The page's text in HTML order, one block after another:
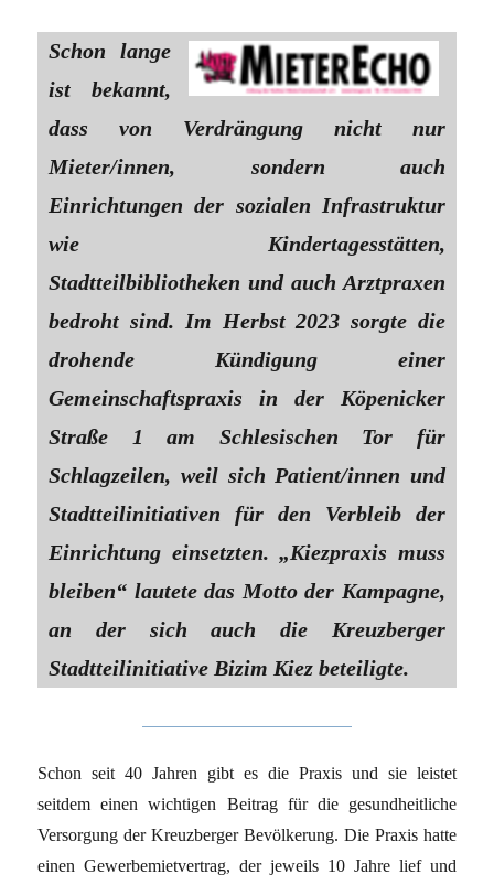
Schon lange
ist bekannt,
dass von Verdrängung nicht nur
Mieter/innen, sondern auch
Einrichtungen der sozialen Infrastruktur
wie Kindertagesstätten,
Stadtteilbibliotheken und auch Arztpraxen
bedroht sind. Im Herbst 2023 sorgte die
drohende Kündigung einer
Gemeinschaftspraxis in der Köpenicker
Straße 1 am Schlesischen Tor für
Schlagzeilen, weil sich Patient/innen und
Stadtteilinitiativen für den Verbleib der
Einrichtung einsetzten. „Kiezpraxis muss
bleiben“ lautete das Motto der Kampagne,
an der sich auch die Kreuzberger
Stadtteilinitiative Bizim Kiez beteiligte.
Schon seit 40 Jahren gibt es die Praxis und sie leistet
seitdem einen wichtigen Beitrag für die gesundheitliche
Versorgung der Kreuzberger Bevölkerung. Die Praxis hatte
einen Gewerbemietvertrag, der jeweils 10 Jahre lief und